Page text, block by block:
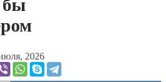
бы
2026